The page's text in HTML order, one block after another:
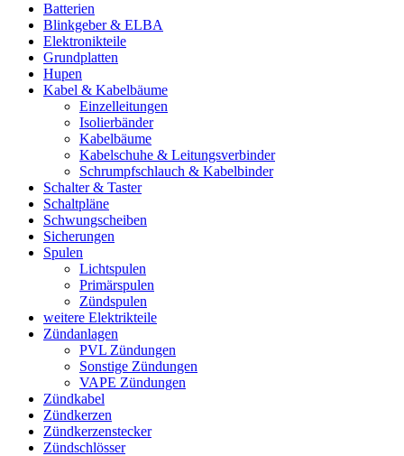
Batterien
Blinkgeber & ELBA
Elektronikteile
Grundplatten
Hupen
Kabel & Kabelbäume
Einzelleitungen
Isolierbänder
Kabelbäume
Kabelschuhe & Leitungsverbinder
Schrumpfschlauch & Kabelbinder
Schalter & Taster
Schaltpläne
Schwungscheiben
Sicherungen
Spulen
Lichtspulen
Primärspulen
Zündspulen
weitere Elektrikteile
Zündanlagen
PVL Zündungen
Sonstige Zündungen
VAPE Zündungen
Zündkabel
Zündkerzen
Zündkerzenstecker
Zündschlösser